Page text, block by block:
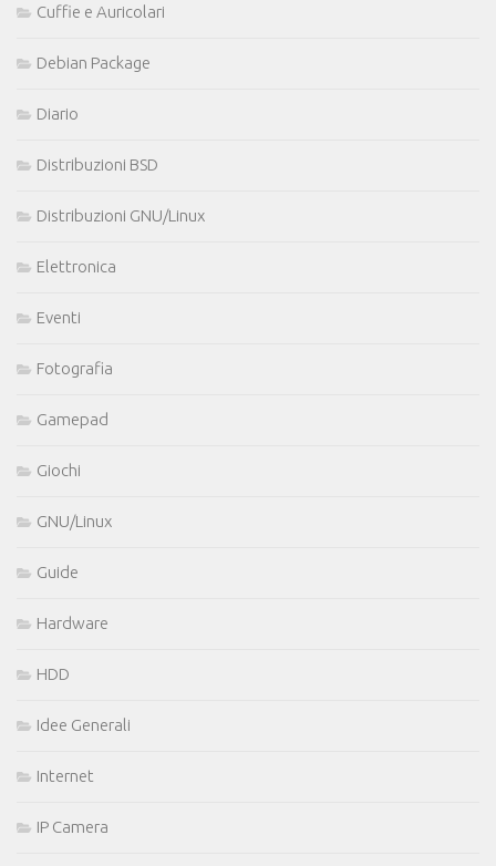
Cuffie e Auricolari
Debian Package
Diario
Distribuzioni BSD
Distribuzioni GNU/Linux
Elettronica
Eventi
Fotografia
Gamepad
Giochi
GNU/Linux
Guide
Hardware
HDD
Idee Generali
Internet
IP Camera